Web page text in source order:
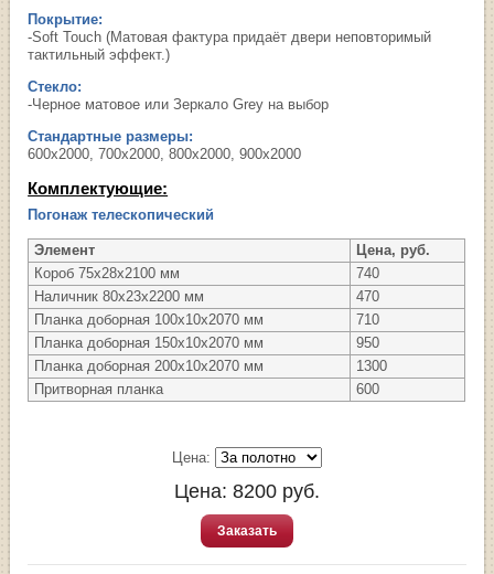
Покрытие:
-Soft Touch (Матовая фактура придаёт двери неповторимый
тактильный эффект.)
Стекло:
-Черное матовое или Зеркало Grey на выбор
Стандартные размеры:
600х2000, 700х2000, 800х2000, 900х2000
Комплектующие:
Погонаж телескопический
Элемент
Цена, руб.
Короб 75х28х2100 мм
740
Наличник 80х23х2200 мм
470
Планка доборная 100х10х2070 мм
710
Планка доборная 150х10х2070 мм
950
Планка доборная 200х10х2070 мм
1300
Притворная планка
600
Цена:
Цена: 8200 руб.
Заказать